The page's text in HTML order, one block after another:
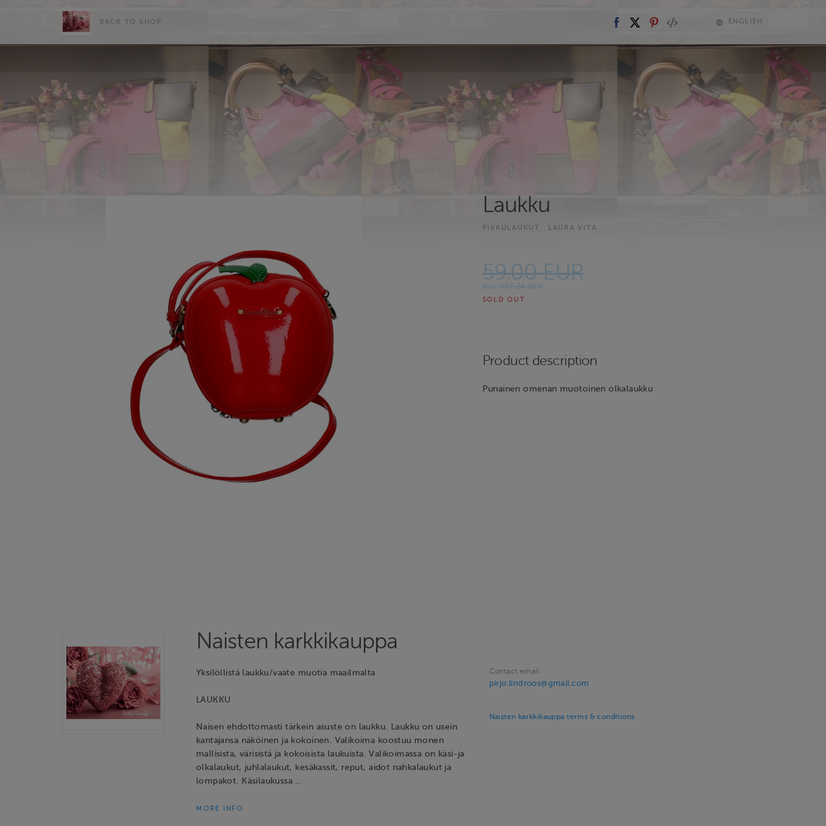
BACK TO SHOP ENGLISH
Laukku
PIKKULAUKUT LAURA VITA
59.00 EUR
Incl. VAT 24.00%
SOLD OUT
Product description
Punainen omenan muotoinen olkalaukku
Naisten karkkikauppa
Yksilöllistä laukku/vaate muotia maailmalta
LAUKKU
Naisen ehdottomasti tärkein asuste on laukku. Laukku on usein
kantajansa näköinen ja kokoinen. Valikoima koostuu monen
mallisista, värisistä ja kokoisista laukuista. Valikoimassa on käsi-ja
olkalaukut, juhlalaukut, kesäkassit, reput, aidot nahkalaukut ja
lompakot. Käsilaukussa …
MORE INFO
Contact email
pirjo.lindroos@gmail.com
Naisten karkkikauppa terms & conditions